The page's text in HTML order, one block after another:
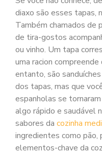
diaxo são esses tapas,
Também chamados de
de tira-gostos
ou vinho. Um tapa
uma racion
entanto, são
dos tapas, mas que
espanholas se
algo rápido e saudável
sabores da cozinha
ingredientes como
elementos-chave da